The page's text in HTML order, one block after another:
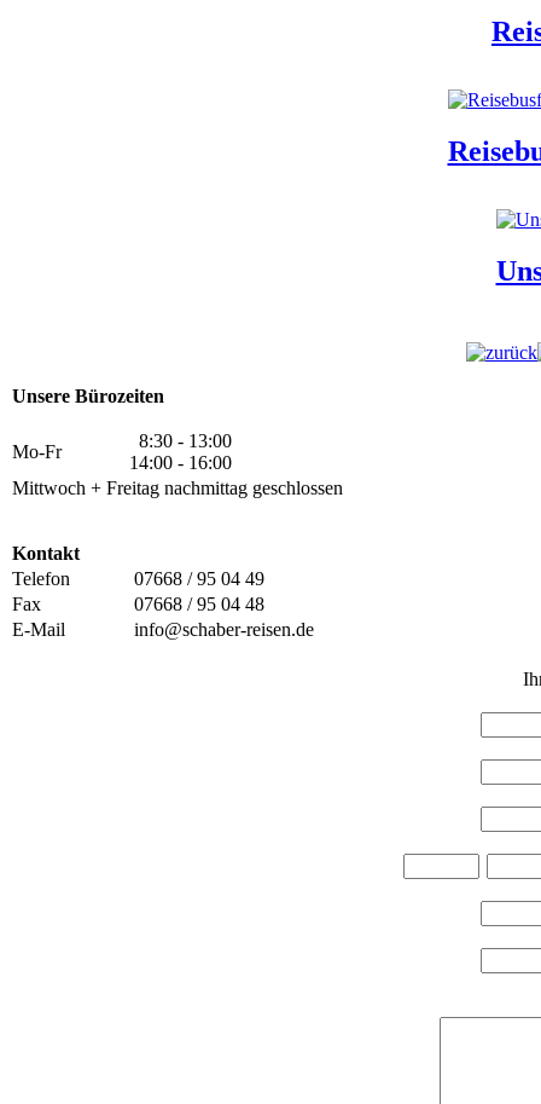
Unsere Bürozeiten
Mo-Fr
8:30 - 13:00
14:00 - 16:00
Mittwoch + Freitag nachmittag geschlossen
Kontakt
Telefon
07668 / 95 04 49
Fax
07668 / 95 04 48
E-Mail
info@schaber-reisen.de